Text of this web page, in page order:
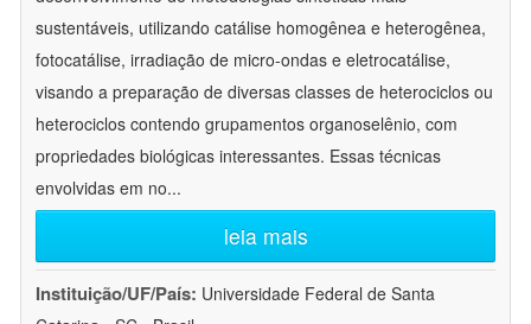
sustentáveis, utilizando catálise homogênea e heterogênea,
fotocatálise, irradiação de micro-ondas e eletrocatálise,
visando a preparação de diversas classes de heterociclos ou
heterociclos contendo grupamentos organoselênio, com
propriedades biológicas interessantes. Essas técnicas
envolvidas em no...
leia mais
Instituição/UF/País: Universidade Federal de Santa